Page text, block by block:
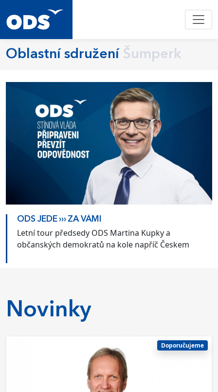
Oblastní sdružení Šumperk
ODS JEDE ››› ZA VÁMI
Letní tour předsedy ODS Martina Kupky a
občanských demokratů na kole napříč Českem
Novinky
Doporučujeme